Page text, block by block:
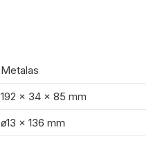
Metalas
192 x 34 x 85 mm
ø13 x 136 mm